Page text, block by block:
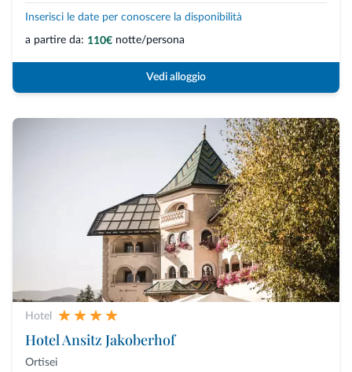
Inserisci le date per conoscere la disponibilità
a partire da: 110€ notte/persona
Vedi alloggio
Hotel
Hotel Ansitz Jakoberhof
Ortisei